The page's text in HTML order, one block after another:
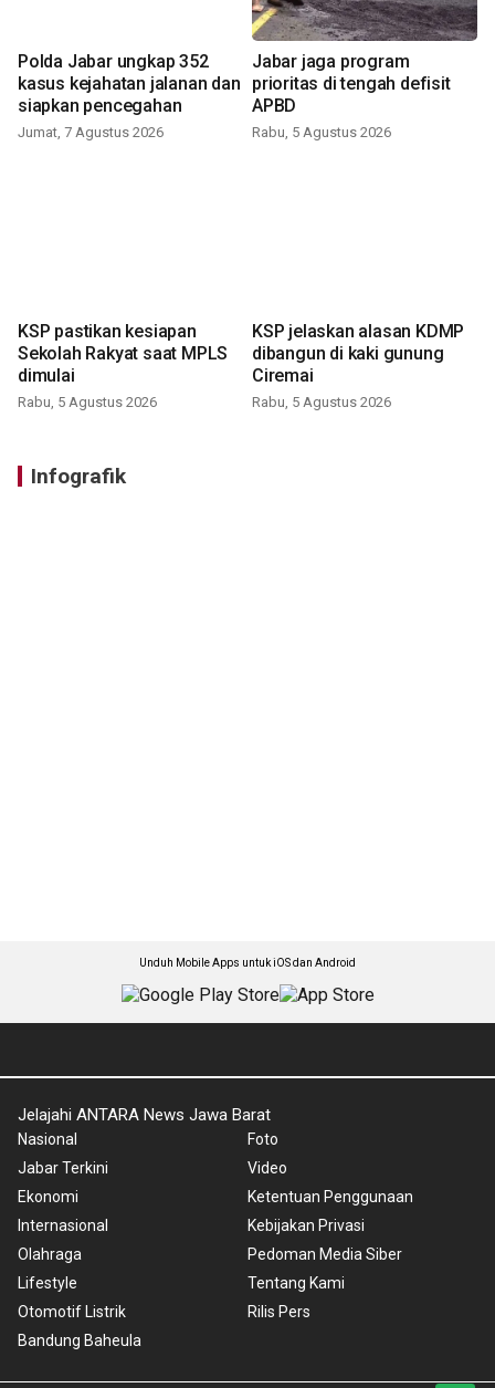
Polda Jabar ungkap 352
kasus kejahatan jalanan dan
siapkan pencegahan
Jumat, 7 Agustus 2026
Jabar jaga program
prioritas di tengah defisit
APBD
Rabu, 5 Agustus 2026
KSP pastikan kesiapan
Sekolah Rakyat saat MPLS
dimulai
Rabu, 5 Agustus 2026
KSP jelaskan alasan KDMP
dibangun di kaki gunung
Ciremai
Rabu, 5 Agustus 2026
Infografik
Unduh Mobile Apps untuk iOS dan Android
Jelajahi ANTARA News Jawa Barat
Nasional
Jabar Terkini
Ekonomi
Internasional
Olahraga
Lifestyle
Otomotif Listrik
Bandung Baheula
Foto
Video
Ketentuan Penggunaan
Kebijakan Privasi
Pedoman Media Siber
Tentang Kami
Rilis Pers